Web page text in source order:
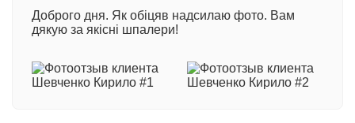
600 грн/кв.м- професійний двошаровий матеріал
з вініловим покриттям на флізеліновій основі.
При виготовленні фотошпалер методом
екологічної технології друку HP Latex: +100 грн/
Доброго дня. Як обіцяв надсилаю фото. Вам
дякую за якісні шпалери!